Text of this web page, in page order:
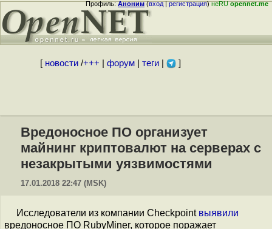
Профиль:Аноним(вход|регистрация)неRUopennet.me
[ новости/+++ форум| теги| ]
Вредоносное ПО организует
майнинг криптовалют на серверах с
незакрытыми уязвимостями
17.01.2018 22:47 (MSK)
Исследователи из компании Checkpoint выявили
вредоносное ПО RubyMiner, которое поражает